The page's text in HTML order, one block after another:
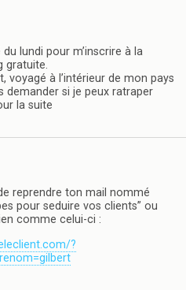
du lundi pour m’inscrire à la
gratuite.
voyagé à l’intérieur de mon pays
demander si je peux ratraper
la suite
reprendre ton mail nommé
pour seduire vos clients” ou
comme celui-ci :
?